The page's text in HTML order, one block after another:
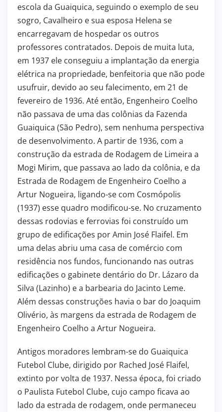
escola da Guaiquica, seguindo o exemplo de seu
sogro, Cavalheiro e sua esposa Helena se
encarregavam de hospedar os outros
professores contratados. Depois de muita luta,
em 1937 ele conseguiu a implantação da energia
elétrica na propriedade, benfeitoria que não pode
usufruir, devido ao seu falecimento, em 21 de
fevereiro de 1936. Até então, Engenheiro Coelho
não passava de uma das colônias da Fazenda
Guaiquica (São Pedro), sem nenhuma perspectiva
de desenvolvimento. A partir de 1936, com a
construção da estrada de Rodagem de Limeira a
Mogi Mirim, que passava ao lado da colônia, e da
Estrada de Rodagem de Engenheiro Coelho a
Artur Nogueira, ligando-se com Cosmópolis
(1937) esse quadro modificou-se. No cruzamento
dessas rodovias e ferrovias foi construído um
grupo de edificações por Amin José Flaifel. Em
uma delas abriu uma casa de comércio com
residência nos fundos, funcionando nas outras
edificações o gabinete dentário do Dr. Lázaro da
Silva (Lazinho) e a barbearia do Jacinto Leme.
Além dessas construções havia o bar do Joaquim
Olivério, às margens da estrada de Rodagem de
Engenheiro Coelho a Artur Nogueira.
Antigos moradores lembram-se do Guaiquica
Futebol Clube, dirigido por Rached José Flaifel,
extinto por volta de 1937. Nessa época, foi criado
o Paulista Futebol Clube, cujo campo ficava ao
lado da estrada de rodagem, onde permaneceu